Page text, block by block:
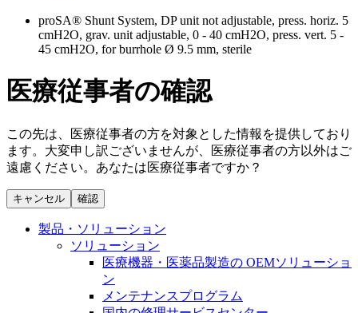
脊椎脊髄治療
手術用鋼製器具と滅菌コンテナーシステム
縫合糸 / 皮膚用接着剤
創傷ケア
ソリューション
製品・診療領域
膝関節の構造とその疾患
身体の中で最も大きい関節である膝関節。日常の生活
を支える、その機能や特徴とは？傷めてしまった場合
には、どのような治療の選択肢があるのでしょう。
私たちのカルチャー
採用情報
キャリア（B. Braunで働くということ）
多様性
お問合せ
お問合せフォーム
取材・撮影のお申込み
ニューススペース
ニュースリリース
医療従事者さま向けニュース
会社
私たちの責任
proSA® Shunt System, DP unit not adjustable, press. horiz. 5
cmH2O, grav. unit adjustable, 0 - 40 cmH2O, press. vert. 5 -
45 cmH2O, for burrhole Ø 9.5 mm, sterile
医療従事者の確認
この先は、医療従事者の方を対象とした情報を提供しており
ます。大変申し訳ございませんが、医療従事者の方以外はご
遠慮ください。あなたは医療従事者ですか？
キャンセル 確認
製品・ソリューション
ソリューション
医療機器・医薬品製造の OEMソリューショ
ン
メンテナンスプログラム